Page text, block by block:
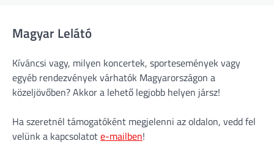
Magyar Lelátó
Kíváncsi vagy, milyen koncertek, sportesemények vagy
egyéb rendezvények várhatók Magyarországon a
közeljövőben? Akkor a lehető legjobb helyen jársz!
Ha szeretnél támogatóként megjelenni az oldalon, vedd fel
velünk a kapcsolatote-mailben!